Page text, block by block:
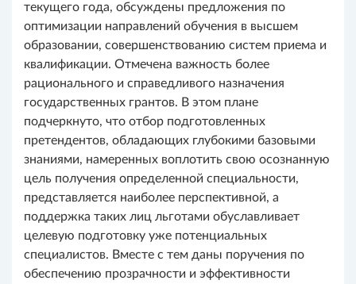
текущего года, обсуждены предложения по
оптимизации направлений обучения в высшем
образовании, совершенствованию систем приема и
квалификации. Отмечена важность более
рационального и справедливого назначения
государственных грантов. В этом плане
подчеркнуто, что отбор подготовленных
претендентов, обладающих глубокими базовыми
знаниями, намеренных воплотить свою осознанную
цель получения определенной специальности,
представляется наиболее перспективной, а
поддержка таких лиц льготами обуславливает
целевую подготовку уже потенциальных
специалистов. Вместе с тем даны поручения по
обеспечению прозрачности и эффективности